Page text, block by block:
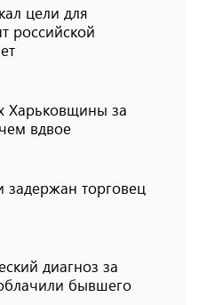
цели для
российской
Харьковщины за
вдвое
задержан торговец
диагноз за
бывшего